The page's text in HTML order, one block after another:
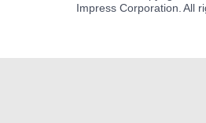
Impress Corporation. All